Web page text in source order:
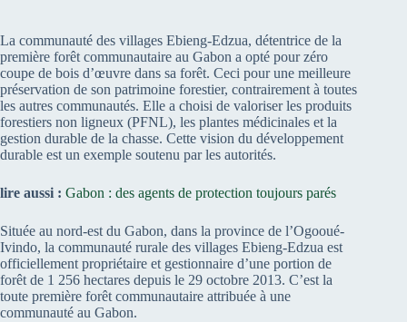
La communauté des villages Ebieng-Edzua, détentrice de la
première forêt communautaire au Gabon a opté pour zéro
coupe de bois d’œuvre dans sa forêt. Ceci pour une meilleure
préservation de son patrimoine forestier, contrairement à toutes
les autres communautés. Elle a choisi de valoriser les produits
forestiers non ligneux (PFNL), les plantes médicinales et la
gestion durable de la chasse. Cette vision du développement
durable est un exemple soutenu par les autorités.
lire aussi : Gabon : des agents de protection toujours parés
Située au nord-est du Gabon, dans la province de l’Ogooué-
Ivindo, la communauté rurale des villages Ebieng-Edzua est
officiellement propriétaire et gestionnaire d’une portion de
forêt de 1 256 hectares depuis le 29 octobre 2013. C’est la
toute première forêt communautaire attribuée à une
communauté au Gabon.